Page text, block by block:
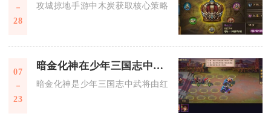
28
攻城掠地手游中木炭获取核心策略为：主城建筑稳定产出、
07
23
暗金化神在少年三国志中扮演什么角色
暗金化神是少年三国志中武将由红色品质进阶为暗金品质的